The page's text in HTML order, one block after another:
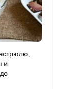
и